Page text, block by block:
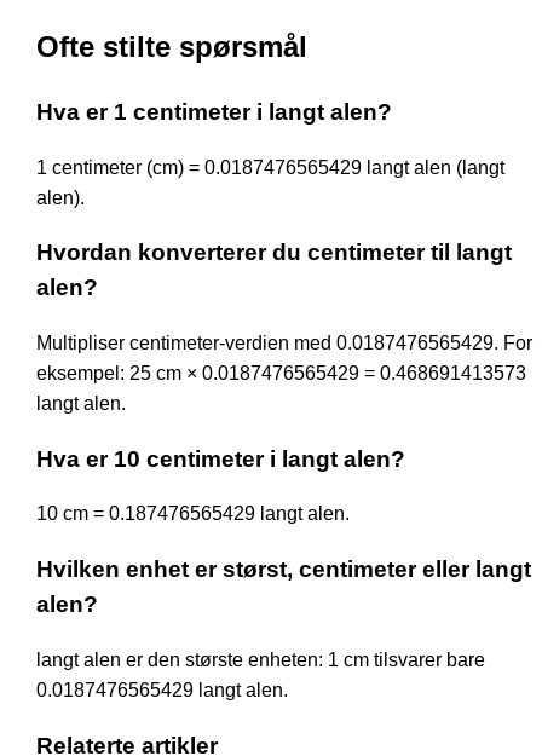
Ofte stilte spørsmål
Hva er 1 centimeter i langt alen?
1 centimeter (cm) = 0.0187476565429 langt alen (langt
alen).
Hvordan konverterer du centimeter til langt
alen?
Multipliser centimeter-verdien med 0.0187476565429. For
eksempel: 25 cm × 0.0187476565429 = 0.468691413573
langt alen.
Hva er 10 centimeter i langt alen?
10 cm = 0.187476565429 langt alen.
Hvilken enhet er størst, centimeter eller langt
alen?
langt alen er den største enheten: 1 cm tilsvarer bare
0.0187476565429 langt alen.
Relaterte artikler